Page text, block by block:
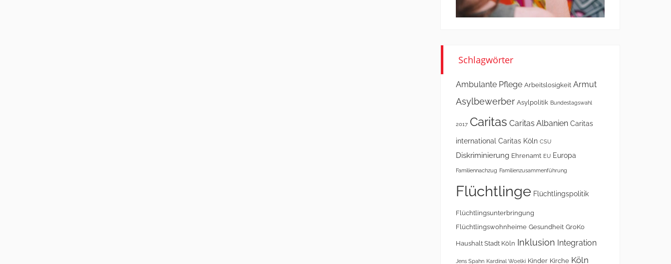
Schlagwörter
Ambulante Pflege Arbeitslosigkeit Armut
Asylbewerber Asylpolitik Bundestagswahl
2017 Caritas Caritas Albanien Caritas
international Caritas Köln CSU
Diskriminierung Ehrenamt EU Europa
Familiennachzug Familienzusammenführung
Flüchtlinge Flüchtlingspolitik
Flüchtlingsunterbringung
Flüchtlingswohnheime Gesundheit GroKo
Haushalt Stadt Köln Inklusion Integration
Jens Spahn Kardinal Woelki Kinder Kirche Köln